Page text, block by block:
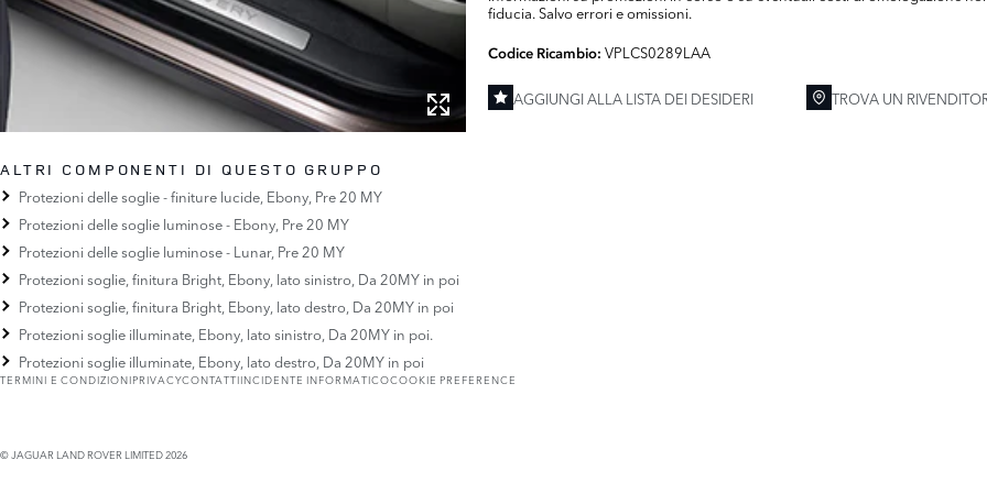
fiducia. Salvo errori e omissioni.
Codice Ricambio:VPLCS0289LAA
AGGIUNGI ALLA LISTA DEI DESIDERI TROVA UN
ALTRI COMPONENTI DI QUESTO GRUPPO
Protezioni delle soglie - finiture lucide, Ebony, Pre 20 MY
Protezioni delle soglie luminose - Ebony, Pre 20 MY
Protezioni delle soglie luminose - Lunar, Pre 20 MY
Protezioni soglie, finitura Bright, Ebony, lato sinistro, Da 20MY in poi
Protezioni soglie, finitura Bright, Ebony, lato destro, Da 20MY in poi
Protezioni soglie illuminate, Ebony, lato sinistro, Da 20MY in poi.
Protezioni soglie illuminate, Ebony, lato destro, Da 20MY in poi
TERMINI E CONDIZIONIPRIVACYCONTATTIINCIDENTE INFORMATICOCOOKIE PREFERENCE
© JAGUAR LAND ROVER LIMITED 2026